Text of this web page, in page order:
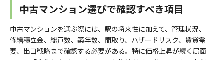
中古マンション選びで確認すべき項目
中古マンションを選ぶ際には、駅の将来性に加えて、管理状況、
修繕積立金、総戸数、築年数、間取り、ハザードリスク、賃貸需
要、出口戦略まで確認する必要がある。特に価格上昇が続く局面